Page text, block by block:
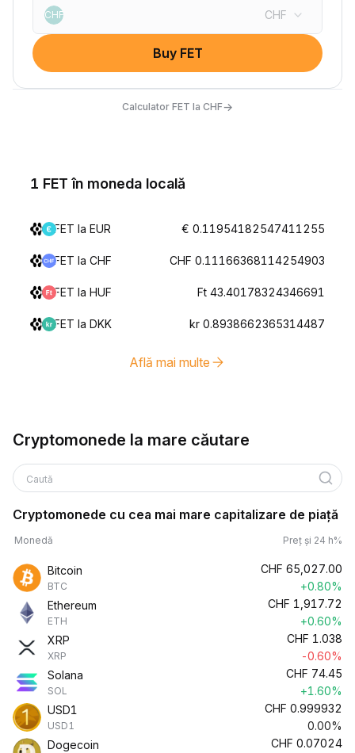
CHF CHF
Buy FET
Calculator FET la CHF→
1 FET în moneda locală
FET la EUR € 0.11954182547411255
FET la CHF CHF 0.11166368114254903
FET la HUF Ft 43.40178324346691
FET la DKK kr 0.8938662365314487
Află mai multe
Cryptomonede la mare căutare
Caută
Cryptomonede cu cea mai mare capitalizare de piață
Monedă Preț și 24 h%
Bitcoin
BTC
CHF 65,027.00
+0.80%
Ethereum
ETH
CHF 1,917.72
+0.60%
XRP
XRP
CHF 1.038
-0.60%
Solana
SOL
CHF 74.45
+1.60%
USD1
USD1
CHF 0.999932
0.00%
Dogecoin
CHF 0.07024